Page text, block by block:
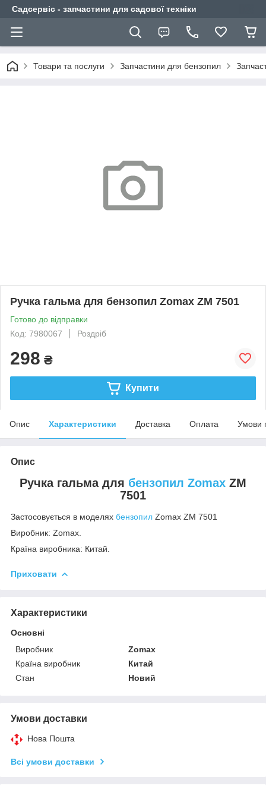
Садсервіс - запчастини для садової техніки
Товари та послуги Запчастини для бензопил
Ручка гальма для бензопил Zomax ZM 7501
Готово до відправки
Код: 7980067
Роздріб
298 ₴
Купити
Опис Характеристики Доставка Оплата Умови
Опис
Ручка гальма для бензопил Zomax ZM
7501
Застосовується в моделях бензопил Zomax ZM 7501
Виробник: Zomax.
Країна виробника: Китай.
Приховати
Характеристики
Основні
Виробник
Zomax
Країна виробник
Китай
Стан
Новий
Умови доставки
Нова Пошта
Всі умови доставки